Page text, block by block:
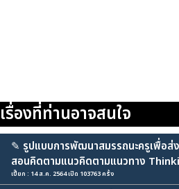
เรื่องที่ท่านอาจสนใจ
✎ รูปแบบการพัฒนาสมรรถนะครูเพื่อส่
สอนคิดตามแนวคิดตามแนวทาง
เปี๊ยก : 14 ส.ค. 2564 เปิด 103763 ครั้ง